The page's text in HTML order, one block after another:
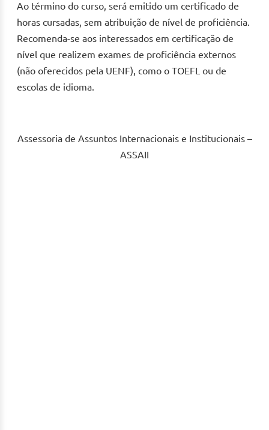
Ao término do curso, será emitido um certificado de
horas cursadas, sem atribuição de nível de proficiência.
Recomenda-se aos interessados em certificação de
nível que realizem exames de proficiência externos
(não oferecidos pela UENF), como o TOEFL ou de
escolas de idioma.
Assessoria de Assuntos Internacionais e Institucionais –
ASSAII